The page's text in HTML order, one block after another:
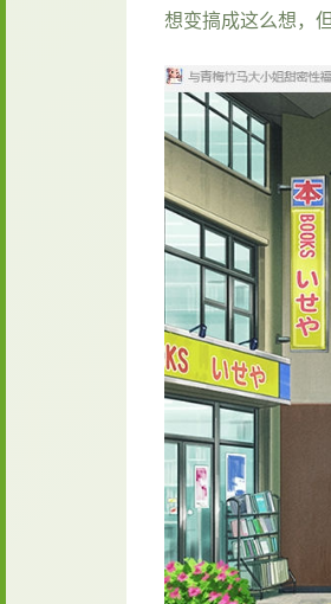
想变搞成这么想，